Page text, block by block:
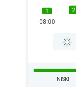
1
08:00
2
NISKI